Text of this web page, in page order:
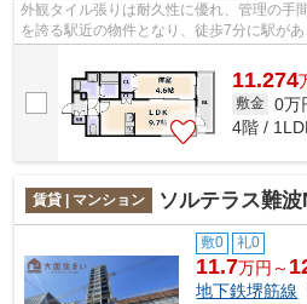
外観タイル張りは耐久性に優れ、管理の手
を誇る駅近の物件となり、徒歩7分に駅が
11.274
敷金 0万
4階 /
賃貸 | マンション ソルテラス難波
敷0 礼0
11.7万円～
地下鉄堺筋線